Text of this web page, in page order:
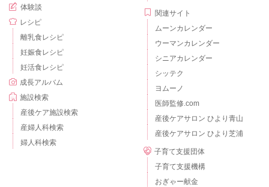
体験談
レシピ
離乳食レシピ
妊娠食レシピ
妊活食レシピ
成長アルバム
施設検索
産後ケア施設検索
産婦人科検索
婦人科検索
関連サイト
ムーンカレンダー
ウーマンカレンダー
シニアカレンダー
シッテク
ヨムーノ
医師監修.com
産後ケアサロン ひより青山
産後ケアサロン ひより芝浦
子育て支援団体
子育て支援機構
おぎゃー献金